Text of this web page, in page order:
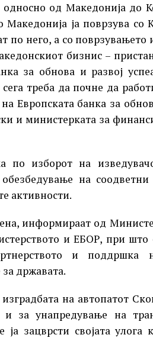
од Македонија до
ја поврзува со
него, а со поврзувањето
бизнис –
за обнова и развој
треба да почне да
Европската банка за
и министерката за
по изборот на
на соодветни
активности.
информираат од
и ЕБОР, при што
и поддршка
државата.
на автопатот
за унапредување на
зацврсти својата улога